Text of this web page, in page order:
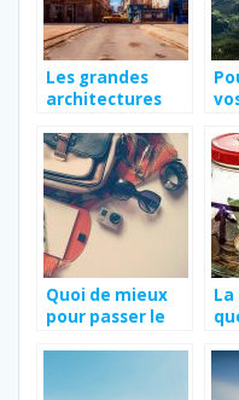
Les grandes
architectures
Cuba.
Quoi de mieux
pour passer le
La